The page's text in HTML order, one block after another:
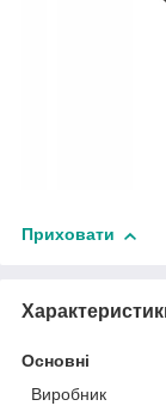
Приховати
Основні
Виробник